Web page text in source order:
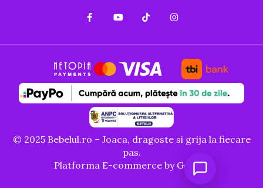
© 2025 Bebelul.ro – Joaca, dragoste si grija la fiecare
pas.
Platforma E-commerce by Gomag